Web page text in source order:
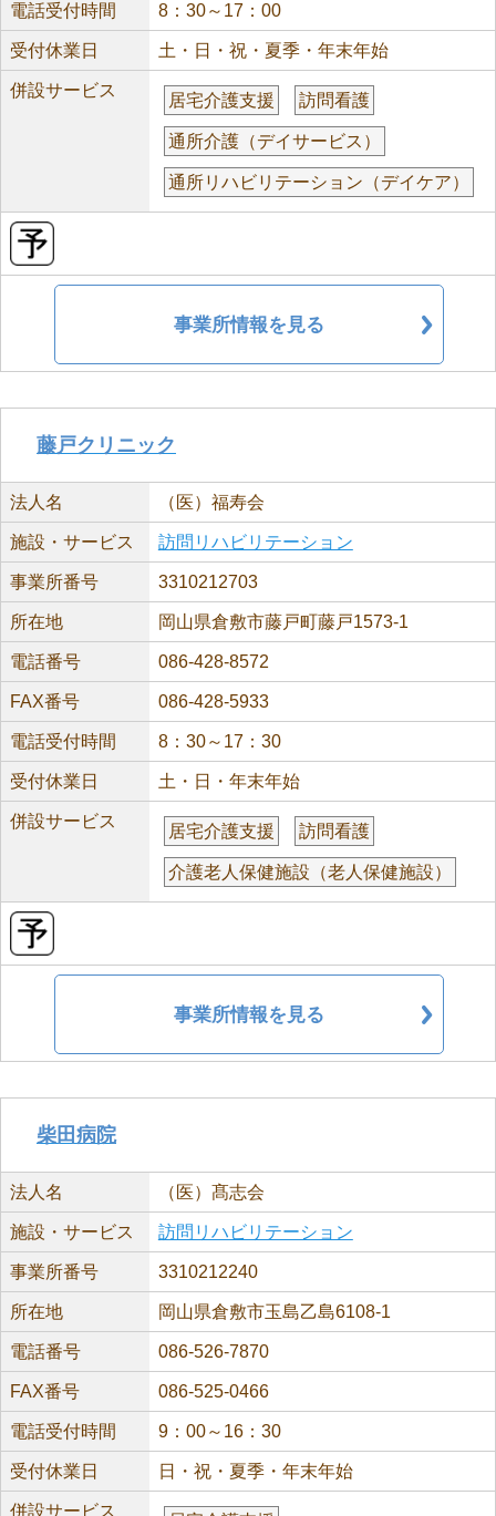
電話受付時間 8：30～17：00
受付休業日 土・日・祝・夏季・年末年始
併設サービス
居宅介護支援 訪問看護
通所介護（デイサービス）
通所リハビリテーション（デイケア）
事業所情報を見る
藤戸クリニック
法人名 （医）福寿会
施設・サービス 訪問リハビリテーション
事業所番号 3310212703
所在地 岡山県倉敷市藤戸町藤戸1573-1
電話番号 086-428-8572
FAX番号 086-428-5933
電話受付時間 8：30～17：30
受付休業日 土・日・年末年始
併設サービス
居宅介護支援 訪問看護
介護老人保健施設（老人保健施設）
事業所情報を見る
柴田病院
法人名 （医）髙志会
施設・サービス 訪問リハビリテーション
事業所番号 3310212240
所在地 岡山県倉敷市玉島乙島6108-1
電話番号 086-526-7870
FAX番号 086-525-0466
電話受付時間 9：00～16：30
受付休業日 日・祝・夏季・年末年始
併設サービス